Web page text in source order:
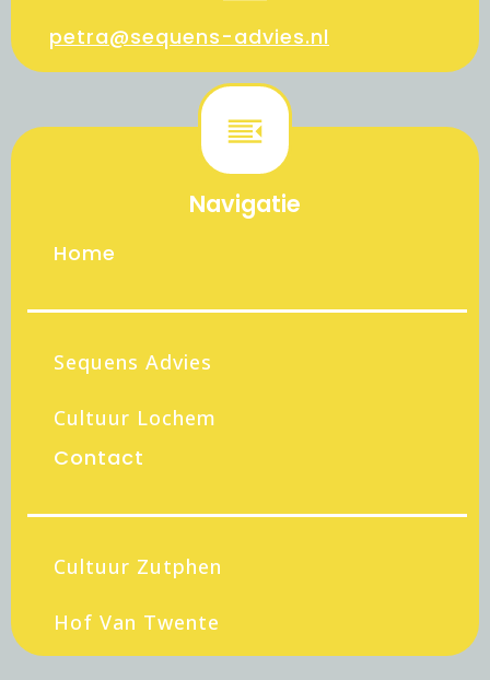
petra@sequens-advies.nl
Navigatie
Home
Sequens Advies
Cultuur Lochem
Contact
Cultuur Zutphen
Hof Van Twente